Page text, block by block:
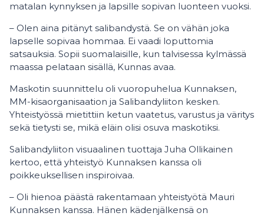
matalan kynnyksen ja lapsille sopivan luonteen vuoksi.
– Olen aina pitänyt salibandystä. Se on vähän joka
lapselle sopivaa hommaa. Ei vaadi loputtomia
satsauksia. Sopii suomalaisille, kun talvisessa kylmässä
maassa pelataan sisällä, Kunnas avaa.
Maskotin suunnittelu oli vuoropuhelua Kunnaksen,
MM-kisaorganisaation ja Salibandyliiton kesken.
Yhteistyössä mietittiin ketun vaatetus, varustus ja väritys
sekä tietysti se, mikä eläin olisi osuva maskotiksi.
Salibandyliiton visuaalinen tuottaja Juha Ollikainen
kertoo, että yhteistyö Kunnaksen kanssa oli
poikkeuksellisen inspiroivaa.
– Oli hienoa päästä rakentamaan yhteistyötä Mauri
Kunnaksen kanssa. Hänen kädenjälkensä on